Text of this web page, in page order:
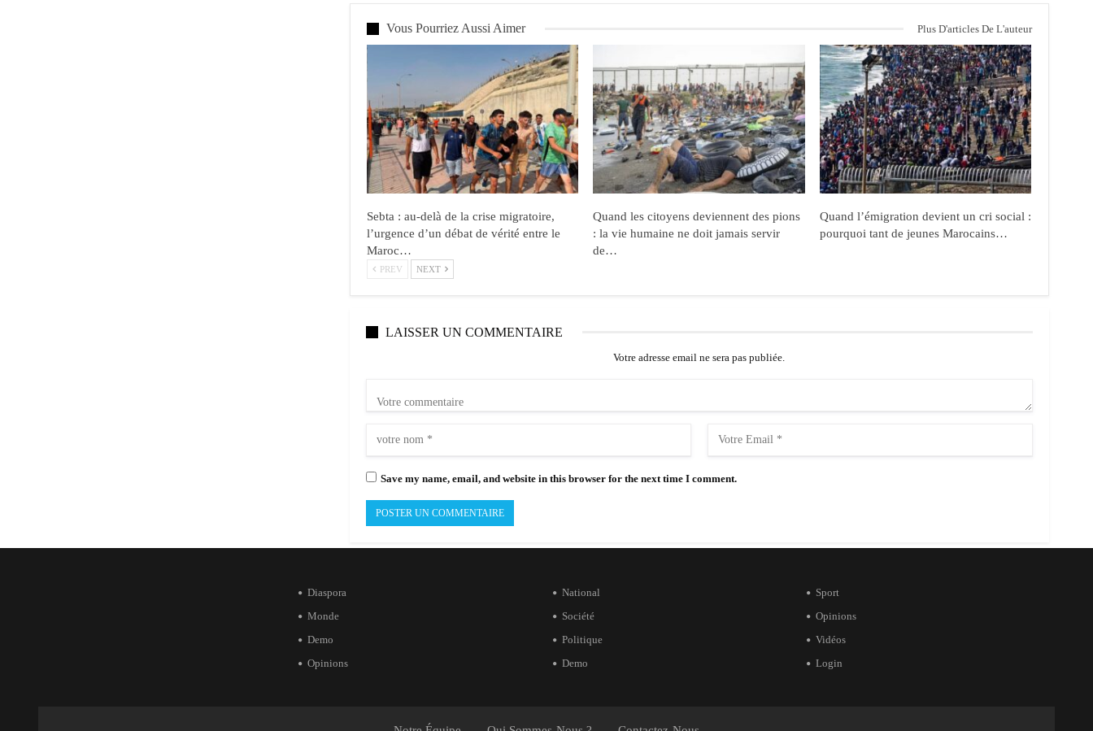
Vous Pourriez Aussi Aimer Plus D'articles De L'auteur
Sebta : au-delà de la crise migratoire,
l’urgence d’un débat de vérité entre le
Maroc…
Quand les citoyens deviennent des pions
: la vie humaine ne doit jamais servir
de…
Quand l’émigration devient un cri social :
pourquoi tant de jeunes Marocains…
PREV NEXT
LAISSER UN COMMENTAIRE
Votre adresse email ne sera pas publiée.
Save my name, email, and website in this browser for the next time I comment.
Diaspora
Monde
Demo
Opinions
National
Société
Politique
Demo
Sport
Opinions
Vidéos
Login